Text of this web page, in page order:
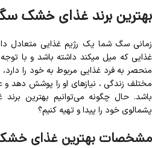
بهترین برند غذای خشک
زمانی سگ شما یک رژیم غذایی متعادل
غذایی که میل میکند داشته باشد و با
منحصر به فرد غذایی مربوط به خود را دارد،
مختلف زندگی ، نیازهای او را پوشش دهد و
باشد. حال چگونه می‌توانیم بهترین
پشمالوی خود را پیدا و تهیه کنیم؟
مشخصات بهترین غذای